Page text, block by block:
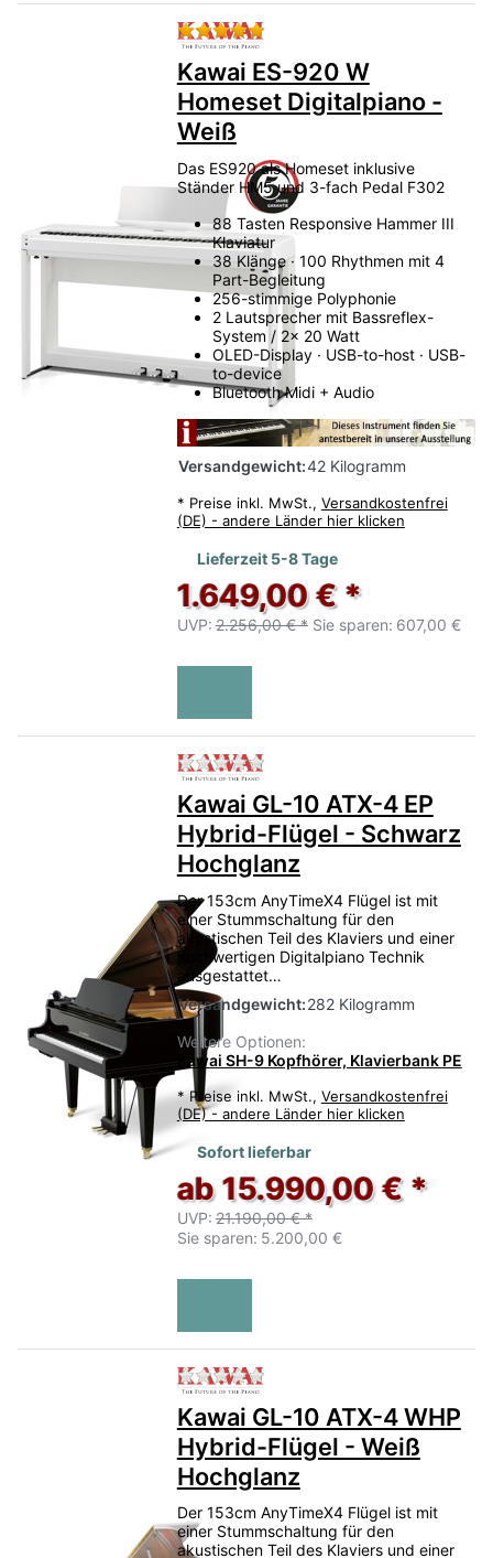
Bewertung: 5 von 5
Kawai ES-920 W
Homeset Digitalpiano -
Weiß
Das ES920 als Homeset inklusive
Ständer HM5 und 3-fach Pedal F302
88 Tasten Responsive Hammer III
Klaviatur
38 Klänge · 100 Rhythmen mit 4
Part-Begleitung
256-stimmige Polyphonie
2 Lautsprecher mit Bassreflex-
System / 2x 20 Watt
OLED-Display · USB-to-host · USB-
to-device
Bluetooth Midi + Audio
Versandgewicht:42 Kilogramm
* Preise inkl. MwSt., Versandkostenfrei
(DE) - andere Länder hier klicken
Lieferzeit 5-8 Tage
1.649,00 € *
UVP: 2.256,00 € * Sie sparen: 607,00 €
Zu diesem Produkt liegen
Kawai GL-10 ATX-4 EP
Hybrid-Flügel - Schwarz
Hochglanz
Der 153cm AnyTimeX4 Flügel ist mit
einer Stummschaltung für den
akustischen Teil des Klaviers und einer
hochwertigen Digitalpiano Technik
ausgestattet…
Versandgewicht:282 Kilogramm
Weitere Optionen:
Kawai SH-9 Kopfhörer, Klavierbank PE
* Preise inkl. MwSt., Versandkostenfrei
(DE) - andere Länder hier klicken
Sofort lieferbar
ab 15.990,00 € *
UVP: 21.190,00 € *
Sie sparen: 5.200,00 €
Zu diesem Produkt liegen
Kawai GL-10 ATX-4 WHP
Hybrid-Flügel - Weiß
Hochglanz
Der 153cm AnyTimeX4 Flügel ist mit
einer Stummschaltung für den
akustischen Teil des Klaviers und einer